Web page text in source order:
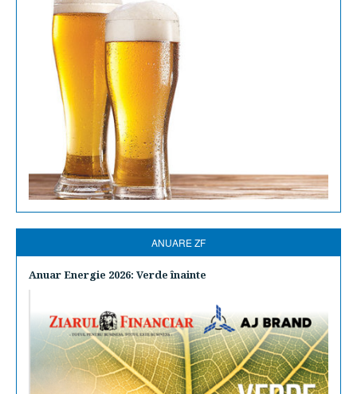
ANUARE ZF
Anuar Energie 2026: Verde înainte